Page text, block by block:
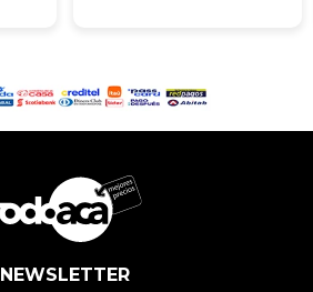
NEWSLETTER